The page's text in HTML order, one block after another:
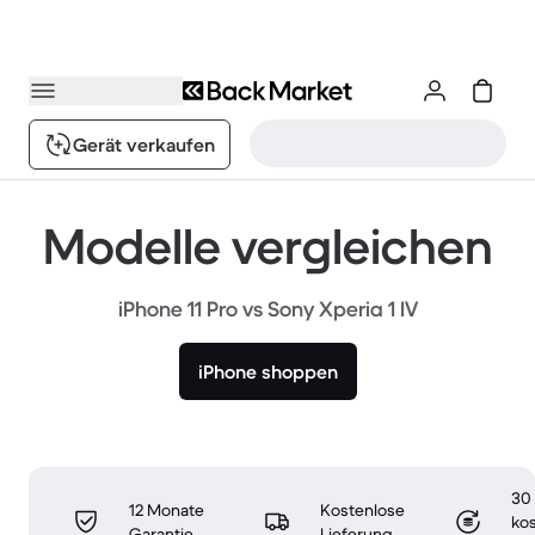
Gerät verkaufen
Modelle vergleichen
iPhone 11 Pro vs Sony Xperia 1 IV
iPhone shoppen
12 Monate
Kostenlose
30